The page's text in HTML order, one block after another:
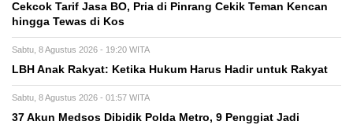
Cekcok Tarif Jasa BO, Pria di Pinrang Cekik Teman Kencan
hingga Tewas di Kos
Sabtu, 8 Agustus 2026 - 19:20 WITA
LBH Anak Rakyat: Ketika Hukum Harus Hadir untuk Rakyat
Sabtu, 8 Agustus 2026 - 01:57 WITA
37 Akun Medsos Dibidik Polda Metro, 9 Penggiat Jadi